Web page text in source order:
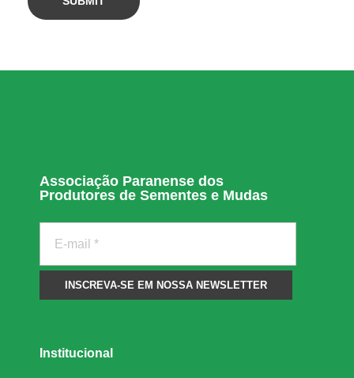
Associação Paranense dos
Produtores de Sementes e Mudas
Institucional